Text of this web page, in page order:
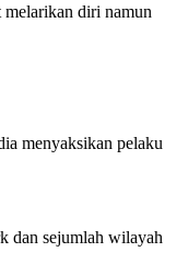
diri namun
menyaksikan pelaku
dan sejumlah wilayah